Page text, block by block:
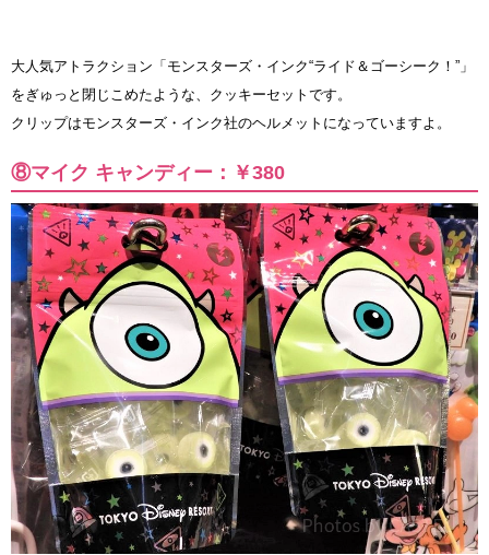
大人気アトラクション「モンスターズ・インク“ライド＆ゴーシーク！”」
をぎゅっと閉じこめたような、クッキーセットです。
クリップはモンスターズ・インク社のヘルメットになっていますよ。
⑧マイク キャンディー：￥380